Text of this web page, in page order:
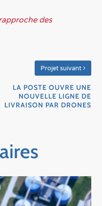
des
Projet suivant ›
LA POSTE OUVRE UNE
NOUVELLE LIGNE DE
LIVRAISON PAR DRONES